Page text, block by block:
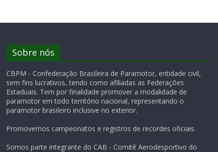
Sobre nós
CBPM - Confederação Brasileira de Paramotor, entidade civil,
sem fins lucrativos, tendo como afiliadas as Federações
Estaduais. Tem por finalidade promover a modalidade de
paramotor em todo território nacional, representando o
paramotor brasileiro inclusive no exterior.
Promovemos campeonatos e registros de recordes oficiais.
Somos parte integrante do CAB - Comitê Aerodesportivo do